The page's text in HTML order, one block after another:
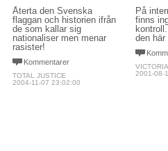
Återta den Svenska
flaggan och historien ifrån
de som kallar sig
nationaliser men menar
rasister!
Kommentarer
TOTAL JUSTICE
2004-11-07 23:02:00
På
finns
den
2001-08-